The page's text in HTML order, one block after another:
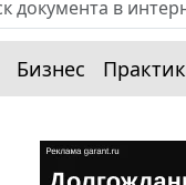
Бизнес